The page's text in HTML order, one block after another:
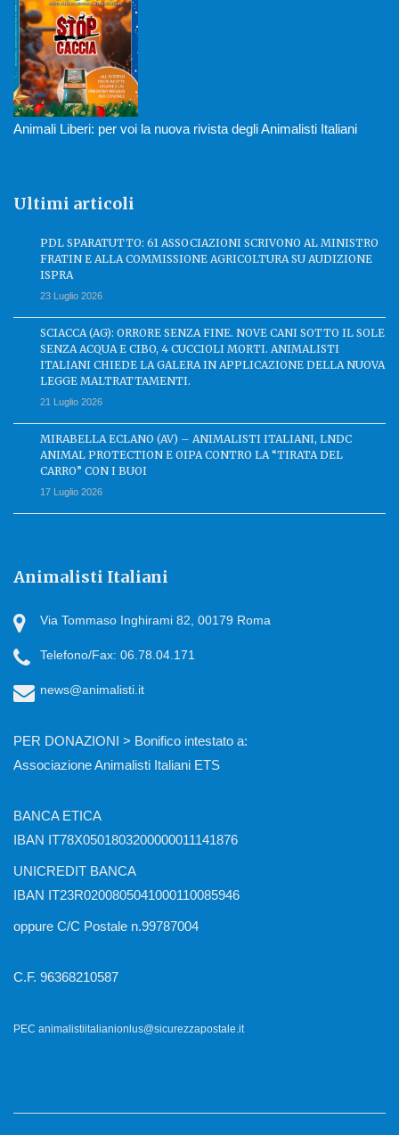
Animali Liberi: per voi la nuova rivista degli Animalisti Italiani
Ultimi articoli
PDL SPARATUTTO: 61 ASSOCIAZIONI SCRIVONO AL MINISTRO
FRATIN E ALLA COMMISSIONE AGRICOLTURA SU AUDIZIONE
ISPRA
23 Luglio 2026
SCIACCA (AG): ORRORE SENZA FINE. NOVE CANI SOTTO IL SOLE
SENZA ACQUA E CIBO, 4 CUCCIOLI MORTI. ANIMALISTI
ITALIANI CHIEDE LA GALERA IN APPLICAZIONE DELLA NUOVA
LEGGE MALTRATTAMENTI.
21 Luglio 2026
MIRABELLA ECLANO (AV) – ANIMALISTI ITALIANI, LNDC
ANIMAL PROTECTION E OIPA CONTRO LA “TIRATA DEL
CARRO” CON I BUOI
17 Luglio 2026
Animalisti Italiani
Via Tommaso Inghirami 82, 00179 Roma
Telefono/Fax: 06.78.04.171
news@animalisti.it
PER DONAZIONI > Bonifico intestato a:
Associazione Animalisti Italiani ETS
BANCA ETICA
IBAN IT78X0501803200000011141876
UNICREDIT BANCA
IBAN IT23R0200805041000110085946
oppure C/C Postale n.99787004
C.F. 96368210587
PEC animalistiitalianionlus@sicurezzapostale.it